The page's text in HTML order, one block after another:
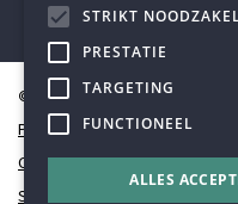
© Humanistisch Verbond 2026
Privacy
Cookiestatement
Sitemap
STRIKT
PRESTATIE
TARGETING
FUNCTIONEEL
ALLES